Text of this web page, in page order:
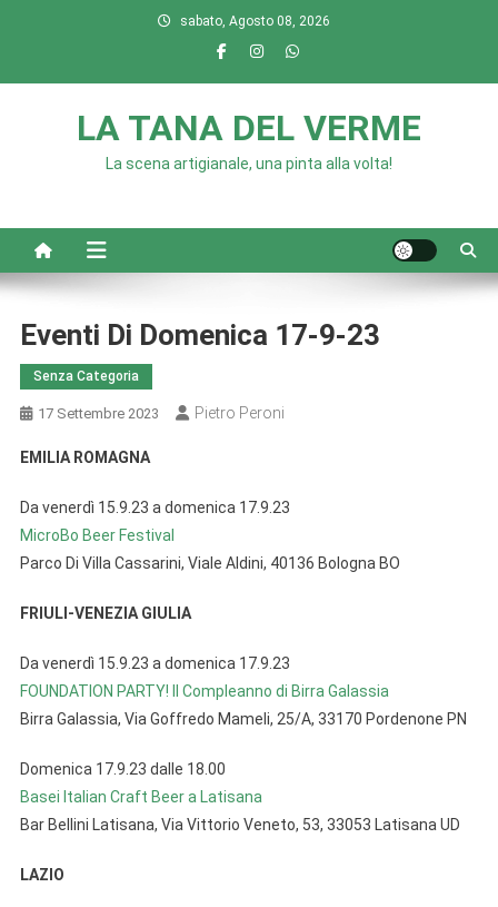
sabato, Agosto 08, 2026
LA TANA DEL VERME
La scena artigianale, una pinta alla volta!
Eventi Di Domenica 17-9-23
Senza Categoria
17 Settembre 2023 Pietro Peroni
EMILIA ROMAGNA
Da venerdì 15.9.23 a domenica 17.9.23
MicroBo Beer Festival
Parco Di Villa Cassarini, Viale Aldini, 40136 Bologna BO
FRIULI-VENEZIA GIULIA
Da venerdì 15.9.23 a domenica 17.9.23
FOUNDATION PARTY! Il Compleanno di Birra Galassia
Birra Galassia, Via Goffredo Mameli, 25/A, 33170 Pordenone PN
Domenica 17.9.23 dalle 18.00
Basei Italian Craft Beer a Latisana
Bar Bellini Latisana, Via Vittorio Veneto, 53, 33053 Latisana UD
LAZIO